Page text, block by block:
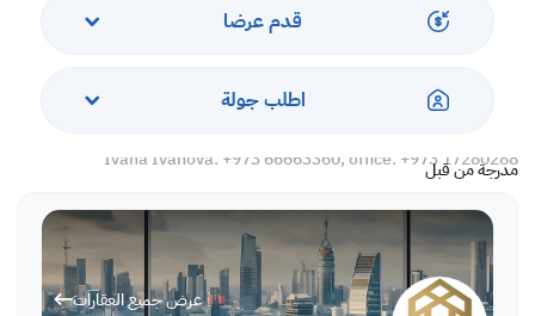
قدم عرضا
اطلب جولة
مدرجة من قبل
عرض جميع العقارات
Ref: IVAI4273
More variety of properties are available in different locations in
Ivana Ivanova: +973 66663360, office: +973 17280288